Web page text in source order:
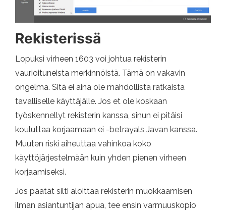
Rekisterissä
Lopuksi virheen 1603 voi johtua rekisterin
vaurioituneista merkinnöistä. Tämä on vakavin
ongelma. Sitä ei aina ole mahdollista ratkaista
tavalliselle käyttäjälle. Jos et ole koskaan
työskennellyt rekisterin kanssa, sinun ei pitäisi
kouluttaa korjaamaan ei -betrayals Javan kanssa.
Muuten riski aiheuttaa vahinkoa koko
käyttöjärjestelmään kuin yhden pienen virheen
korjaamiseksi.
Jos päätät silti aloittaa rekisterin muokkaamisen
ilman asiantuntijan apua, tee ensin varmuuskopio